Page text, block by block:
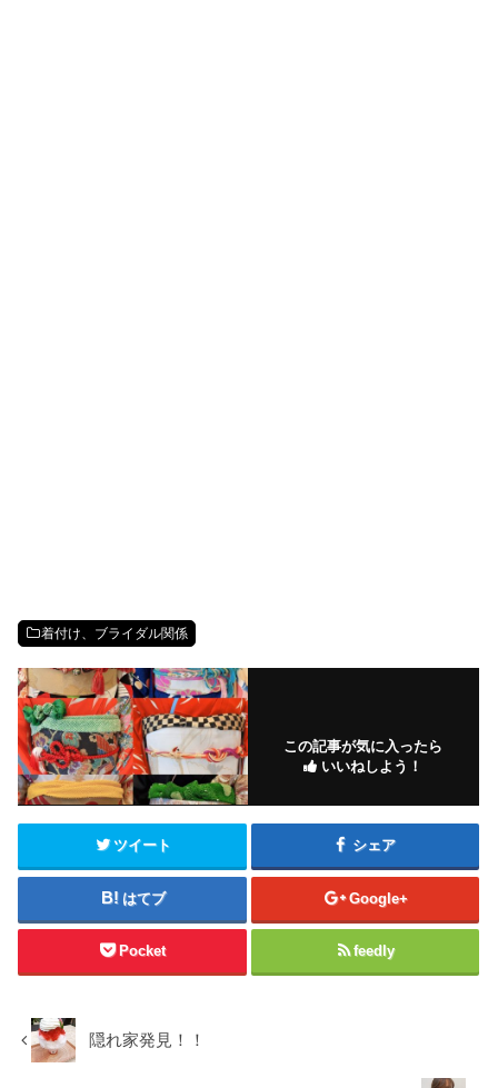
着付け、ブライダル関係
この記事が気に入ったら
いいねしよう！
ツイート シェア
はてブ Google+
Pocket feedly
隠れ家発見！！